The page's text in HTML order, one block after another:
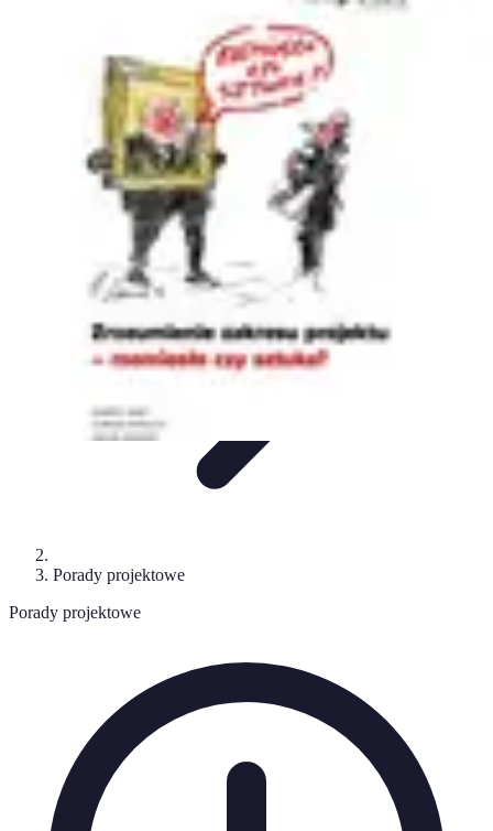
InspiracjeBudowa i materiały
dotyczące projektówTrendy
Projekty na Dom
Porady projektowe
Porady projektowe